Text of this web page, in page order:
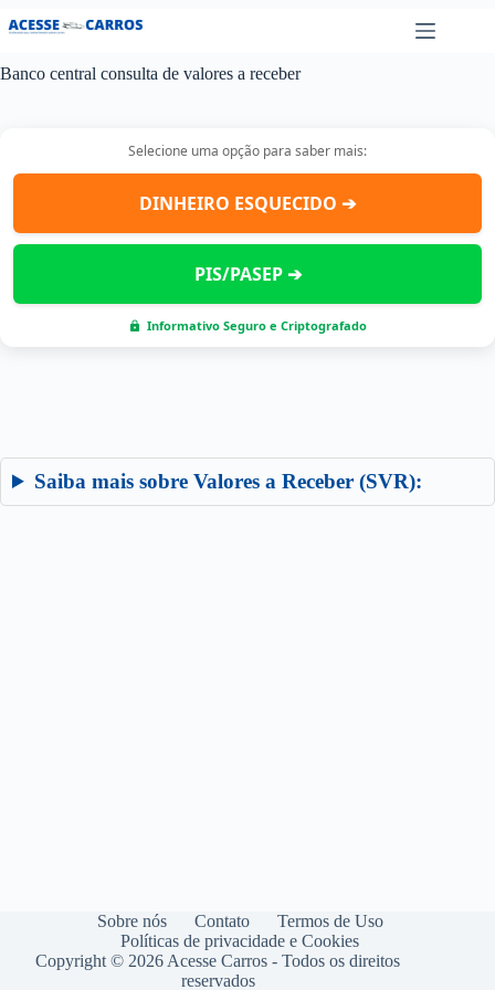
Pular
para
conteúdo
Banco central consulta de valores a receber
Selecione uma opção para saber mais:
DINHEIRO ESQUECIDO ➔
PIS/PASEP ➔
Informativo Seguro e Criptografado
Saiba mais sobre Valores a Receber (SVR):
Sobre nós Contato
Termos de Uso
Políticas de privacidade e Cookies
Copyright © 2026 Acesse Carros - Todos os direitos
reservados